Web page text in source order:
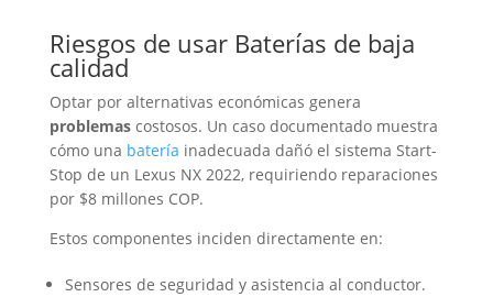
Riesgos de usar Baterías de baja
calidad
Optar por alternativas económicas genera
problemascostosos. Un caso documentado muestra
cómo una batería inadecuada dañó el sistema Start-
Stop de un Lexus NX 2022, requiriendo reparaciones
por $8 millones COP.
Estos componentes inciden directamente en:
Sensores de seguridad y asistencia al conductor.